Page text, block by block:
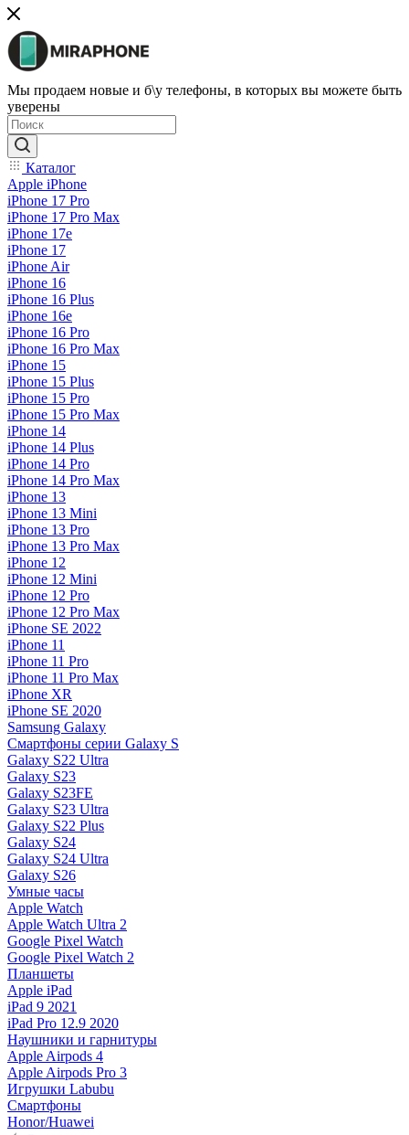
Мы продаем новые и б\у телефоны, в которых вы можете быть
уверены
Каталог
Apple iPhone
iPhone 17 Pro
iPhone 17 Pro Max
iPhone 17e
iPhone 17
iPhone Air
iPhone 16
iPhone 16 Plus
iPhone 16e
iPhone 16 Pro
iPhone 16 Pro Max
iPhone 15
iPhone 15 Plus
iPhone 15 Pro
iPhone 15 Pro Max
iPhone 14
iPhone 14 Plus
iPhone 14 Pro
iPhone 14 Pro Max
iPhone 13
iPhone 13 Mini
iPhone 13 Pro
iPhone 13 Pro Max
iPhone 12
iPhone 12 Mini
iPhone 12 Pro
iPhone 12 Pro Max
iPhone SE 2022
iPhone 11
iPhone 11 Pro
iPhone 11 Pro Max
iPhone XR
iPhone SE 2020
Samsung Galaxy
Смартфоны серии Galaxy S
Galaxy S22 Ultra
Galaxy S23
Galaxy S23FE
Galaxy S23 Ultra
Galaxy S22 Plus
Galaxy S24
Galaxy S24 Ultra
Galaxy S26
Умные часы
Apple Watch
Apple Watch Ultra 2
Google Pixel Watch
Google Pixel Watch 2
Планшеты
Apple iPad
iPad 9 2021
iPad Pro 12.9 2020
Наушники и гарнитуры
Apple Airpods 4
Apple Airpods Pro 3
Игрушки Labubu
Смартфоны
Honor/Huawei